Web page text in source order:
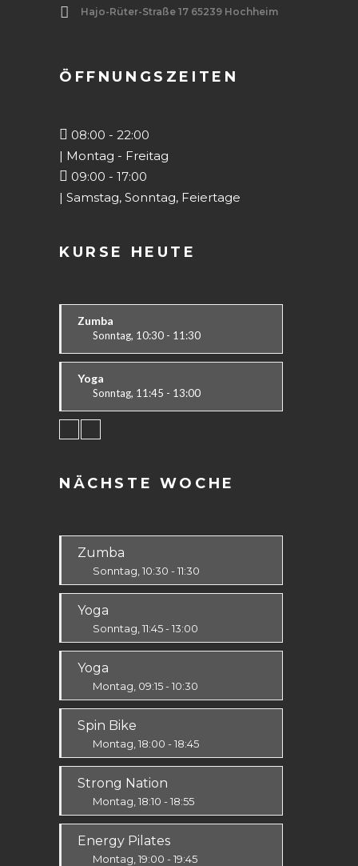
Hajo-Rüter-Straße 17 65239 Hochheim
ÖFFNUNGSZEITEN
08:00 - 22:00
| Montag - Freitag
09:00 - 17:00
| Samstag, Sonntag, Feiertage
KURSE HEUTE
Zumba
Sonntag, 10:30 - 11:30
Alle
Yoga
Sonntag, 11:45 - 13:00
NÄCHSTE WOCHE
Zumba
Sonntag, 10:30 - 11:30
Ausdauer & Kraft
Alle
Yoga
Sonntag, 11:45 - 13:00
Körper & Geist
Alle
Yoga
Montag, 09:15 - 10:30
Körper & Geist
Alle
Spin Bike
Montag, 18:00 - 18:45
Alle
Strong Nation
Montag, 18:10 - 18:55
Ausdauer & Kraft
Mittel / Fortgeschritten
Energy Pilates
Montag, 19:00 - 19:45